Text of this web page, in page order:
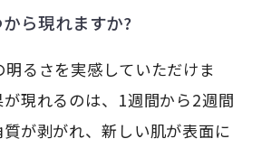
ら現れますか?
るさを実感していただけま
現れるのは、1週間から2週間
が剥がれ、新しい肌が表面に